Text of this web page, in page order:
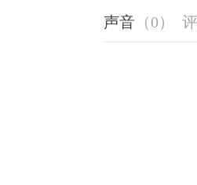
大钟经多少年来
声音 （0）